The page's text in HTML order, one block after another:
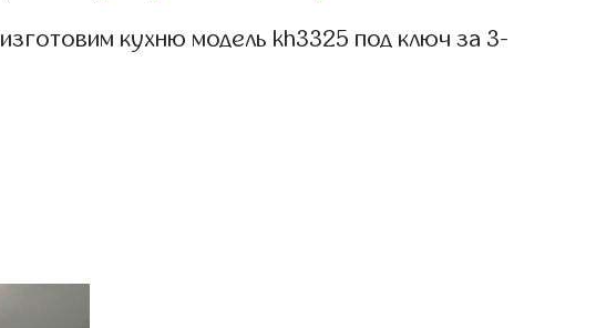
изготовим кухню модель kh3325 под ключ за 3-